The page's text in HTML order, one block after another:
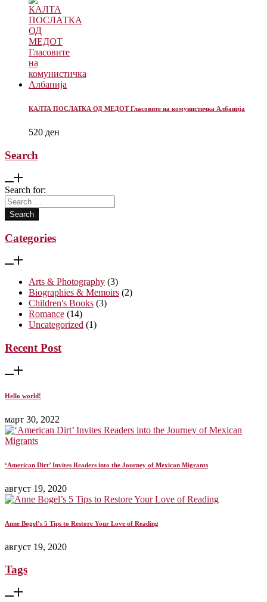
КАЛТА ПОСЛАТКА ОД МЕДОТ Гласовите на комунистичка Албанија
520 ден
Search
Search for:
Categories
Arts & Photography (3)
Biographies & Memoirs (2)
Children's Books (3)
Romance (14)
Uncategorized (1)
Recent Post
Hello world!
март 30, 2022
‘American Dirt’ Invites Readers into the Journey of Mexican Migrants
август 19, 2020
Anne Bogel’s 5 Tips to Restore Your Love of Reading
август 19, 2020
Tags